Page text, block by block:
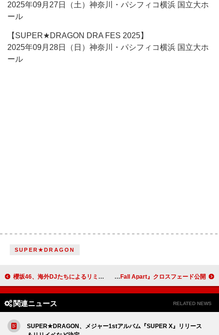
2025年09月27日（土）神奈川・パシフィコ横浜 国立大ホ
ール
【SUPER★DRAGON DRA FES 2025】
2025年09月28日（日）神奈川・パシフィコ横浜 国立大ホ
ール
SUPER★DRAGON
櫻坂46、海外DJたちによるリミックス作品『Sakurazaka46 Remixes』クロスフェード公開 バルーン（須田景凪）、Ado／キタニタツヤ／なとりら参加の企画アルバム『Fall Apart』クロスフェード公開
関連ニュース RELATED NEWS
SUPER★DRAGON、メジャー1stアルバム『SUPER X』リリース